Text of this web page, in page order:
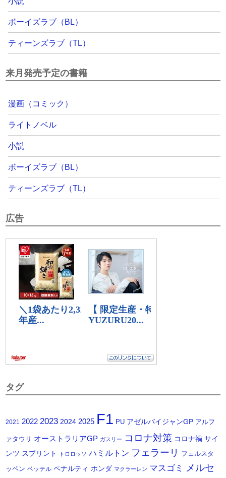
ボーイズラブ（BL）
ティーンズラブ（TL）
来月発売予定の書籍
漫画（コミック）
ライトノベル
小説
ボーイズラブ（BL）
ティーンズラブ（TL）
広告
タグ
2021 2022 2023 2024 2025 F1 PU アゼルバイジャンGP アルフ
ァタウリ オーストラリアGP ガスリー コロナ対策 コロナ禍 サイ
ンツ スプリント トロロッソ ハミルトン フェラーリ
フェルスタ
ッペン ベッテル ペナルティ ホンダ マクラーレン マスゴミ
メルセ